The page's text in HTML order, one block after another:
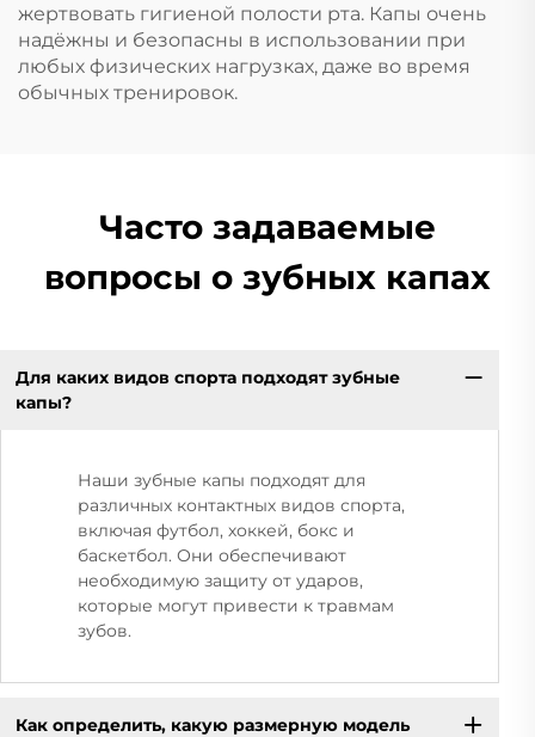
жертвовать гигиеной полости рта. Капы очень
надёжны и безопасны в использовании при
любых физических нагрузках, даже во время
обычных тренировок.
Часто задаваемые
вопросы о зубных капах
Для каких видов спорта подходят зубные
капы?
Наши зубные капы подходят для
различных контактных видов спорта,
включая футбол, хоккей, бокс и
баскетбол. Они обеспечивают
необходимую защиту от ударов,
которые могут привести к травмам
зубов.
Как определить, какую размерную модель